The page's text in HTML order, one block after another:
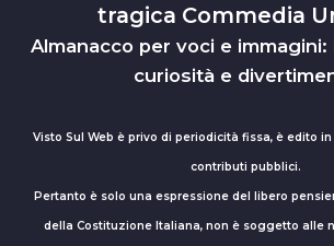
tragica Commedia
Almanacco per voci e
curiosità e
Visto Sul Web è privo di periodicità fissa, è edito
contributi pubblici.
Pertanto è solo una espressione del libero
della Costituzione Italiana, non è soggetto alle